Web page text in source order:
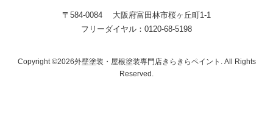
〒584-0084 大阪府富田林市桜ヶ丘町1-1
フリーダイヤル：0120-68-5198
Copyright ©2026外壁塗装・屋根塗装専門店きらきらペイント. All Rights
Reserved.